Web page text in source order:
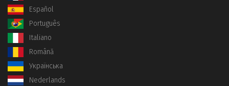
Español
Português
Italiano
Română
Українська
Nederlands